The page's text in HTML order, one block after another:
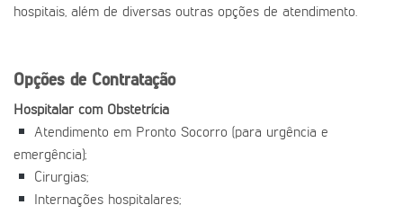
hospitais, além de diversas outras opções de atendimento.
Opções de Contratação
Hospitalar com Obstetrícia
Atendimento em Pronto Socorro (para urgência e
emergência);
Cirurgias;
Internações hospitalares;